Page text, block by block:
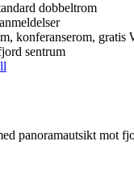
dobbeltrom
konferanserom,
sentrum
panoramautsikt mot